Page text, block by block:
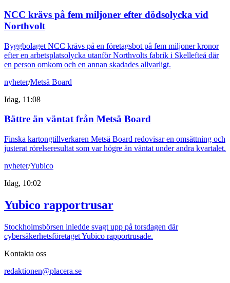
NCC krävs på fem miljoner efter dödsolycka vid
Northvolt
Byggbolaget NCC krävs på en företagsbot på fem miljoner kronor
efter en arbetsplatsolycka utanför Northvolts fabrik i Skellefteå där
en person omkom och en annan skadades allvarligt.
nyheter/Metsä Board
Idag, 11:08
Bättre än väntat från Metsä Board
Finska kartongtillverkaren Metsä Board redovisar en omsättning och
justerat rörelseresultat som var högre än väntat under andra kvartalet.
nyheter/Yubico
Idag, 10:02
Yubico rapportrusar
Stockholmsbörsen inledde svagt upp på torsdagen där
cybersäkerhetsföretaget Yubico rapportrusade.
Kontakta oss
redaktionen@placera.se